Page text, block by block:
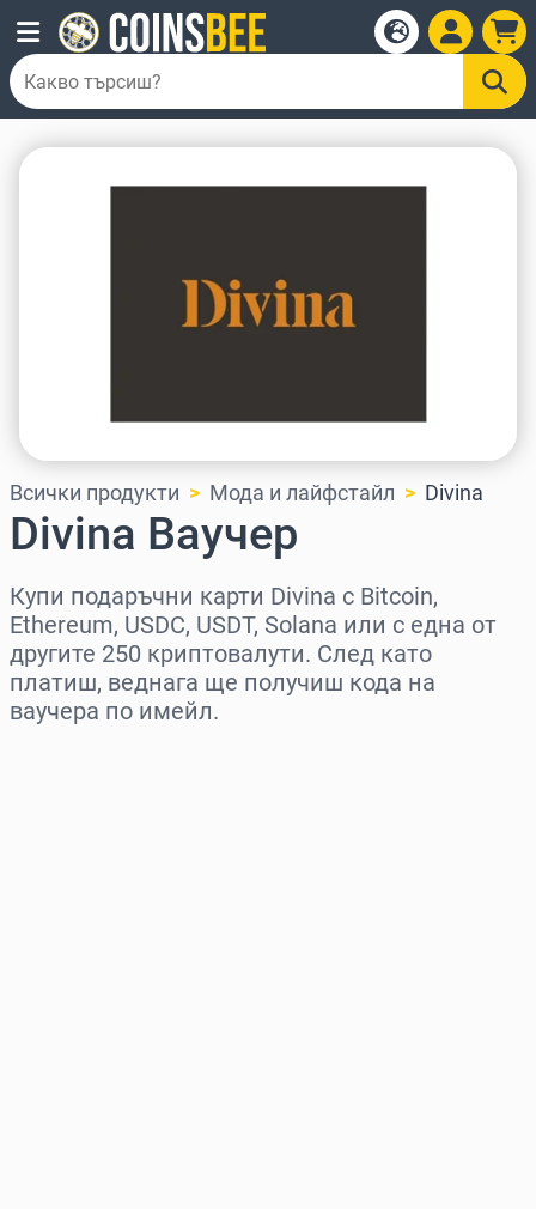
Всички продукти Мода и лайфстайл Divina
Divina Ваучер
Купи подаръчни карти Divina с Bitcoin,
Ethereum, USDC, USDT, Solana или с една от
другите 250 криптовалути. След като
платиш, веднага ще получиш кода на
ваучера по имейл.